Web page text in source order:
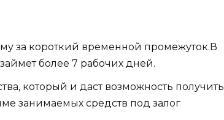
за короткий временной промежуток.В
более 7 рабочих дней.
который и даст возможность получить
занимаемых средств под залог